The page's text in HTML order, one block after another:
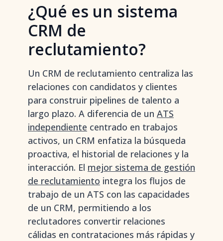
¿Qué es un sistema
CRM de
reclutamiento?
Un CRM de reclutamiento centraliza las
relaciones con candidatos y clientes
para construir pipelines de talento a
largo plazo. A diferencia de un ATS
independiente centrado en trabajos
activos, un CRM enfatiza la búsqueda
proactiva, el historial de relaciones y la
interacción. El mejor sistema de gestión
de reclutamiento integra los flujos de
trabajo de un ATS con las capacidades
de un CRM, permitiendo a los
reclutadores convertir relaciones
cálidas en contrataciones más rápidas y